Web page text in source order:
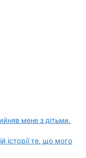
мене з дітьми.
історії те, що мого